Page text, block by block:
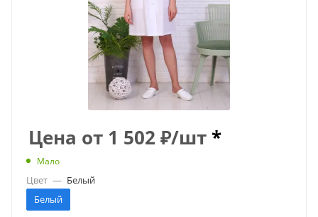
Цена от 1 502 ₽/шт *
Мало
Цвет — Белый
Белый